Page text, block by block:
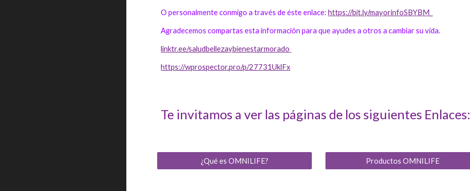
O personalmente conmigo a través de éste enlace:https://bit.ly/mayorinfoSBYBM_
Agradecemos compartas esta información para que ayudes a otros a cambiar su vida.
linktr.ee/saludbellezaybienestarmorado
https://wprospector.pro/p/27731UklFx
Te invitamos a ver las páginas de los siguientes Enlaces:
¿Qué es OMNILIFE? Productos OMNILIFE